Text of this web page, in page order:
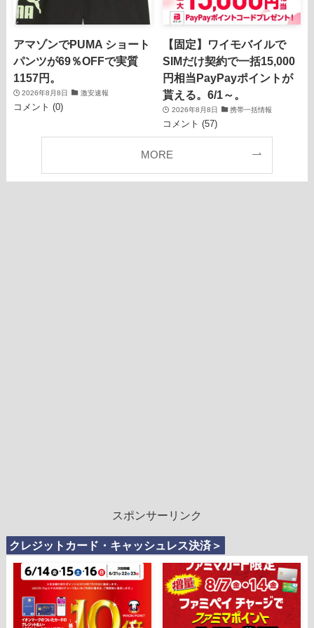
アマゾンでPUMA ショート
パンツが69％OFFで実質
1157円。
2026年8月8日 激安速報
コメント (0)
【固定】ワイモバイルで
SIMだけ契約で一括15,000
円相当PayPayポイントが
貰える。6/1～。
2026年8月8日 携帯一括情報
コメント (57)
MORE
スポンサーリンク
クレジットカード・キャッシュレス決済＞